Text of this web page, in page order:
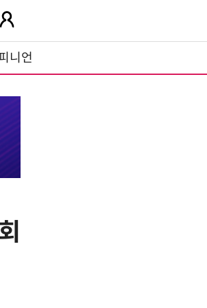
니언